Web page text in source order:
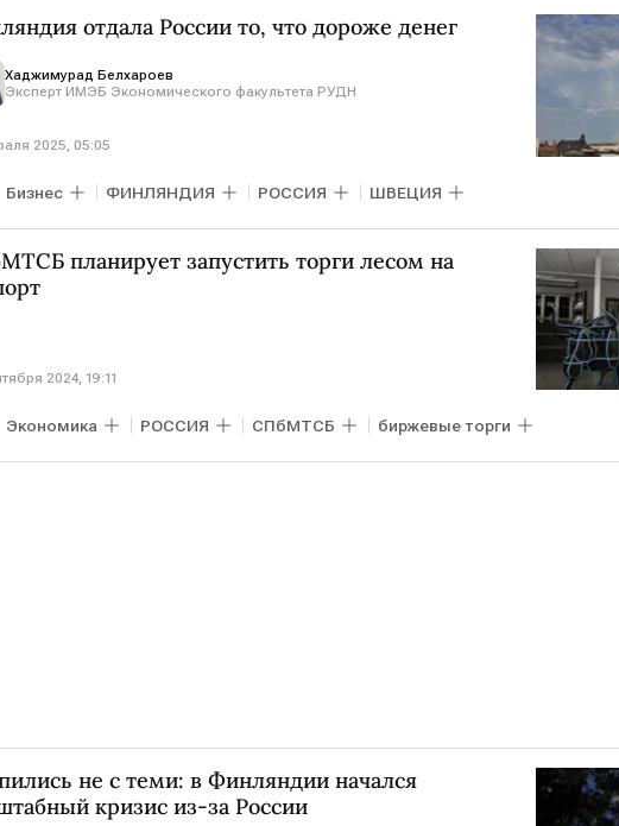
отдала России то, что дороже денег
Хаджимурад Белхароев
Эксперт ИМЭБ Экономического факультета РУДН
2025, 05:05
Бизнес ФИНЛЯНДИЯ РОССИЯ ШВЕЦИЯ
Белхароев РУДН
планирует запустить торги лесом на
2024, 19:11
Экономика РОССИЯ СПбМТСБ биржевые торги
не с теми: в Финляндии начался
кризис из-за России